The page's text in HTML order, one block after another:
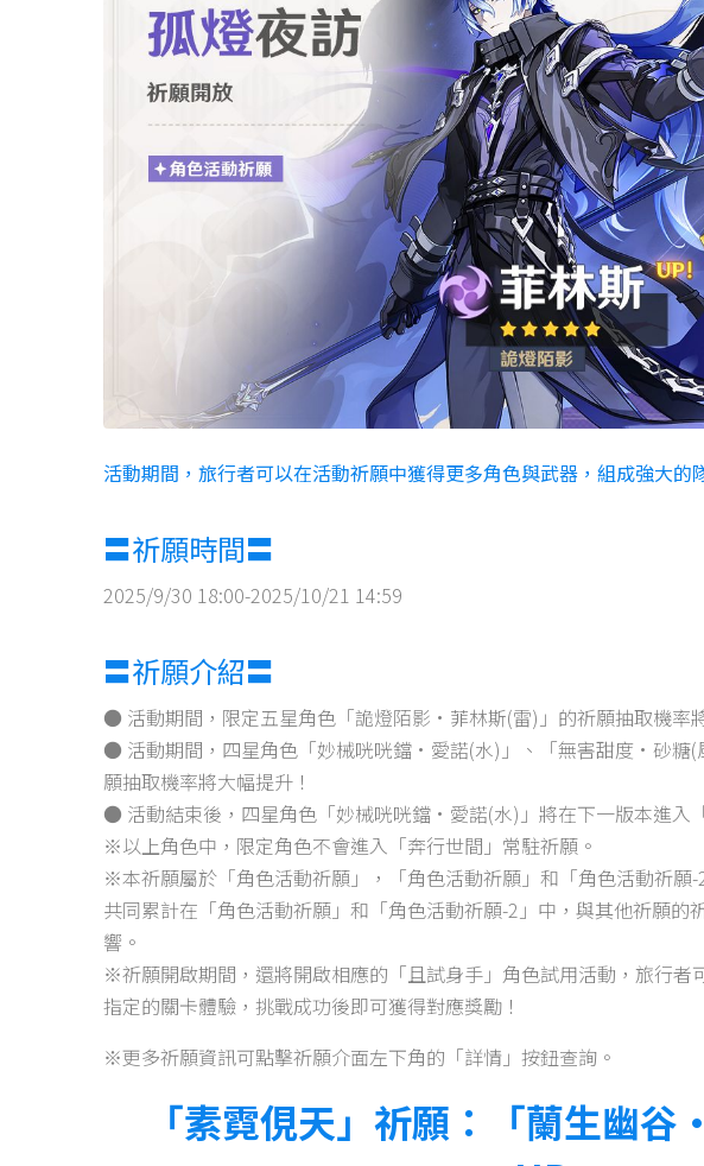
活動期間，旅行者可以在活動祈願中獲得更多角色與武器，組成強大的
〓祈願時間〓
2025/9/30 18:00-2025/10/21 14:59
〓祈願介紹〓
● 活動期間，限定五星角色「詭燈陌影·菲林斯(雷)」的祈願抽取機率
● 活動期間，四星角色「妙械咣咣鐺·愛諾(水)」、「無害甜度·砂糖
願抽取機率將大幅提升！
● 活動結束後，四星角色「妙械咣咣鐺·愛諾(水)」將在下一版本進入
※以上角色中，限定角色不會進入「奔行世間」常駐祈願。
※本祈願屬於「角色活動祈願」，「角色活動祈願」和「角色活動祈願
共同累計在「角色活動祈願」和「角色活動祈願-2」中，與其他祈願的
響。
※祈願開啟期間，還將開啟相應的「且試身手」角色試用活動，旅行者
指定的關卡體驗，挑戰成功後即可獲得對應獎勵！
※更多祈願資訊可點擊祈願介面左下角的「詳情」按鈕查詢。
「素霓俔天」祈願：「蘭生幽